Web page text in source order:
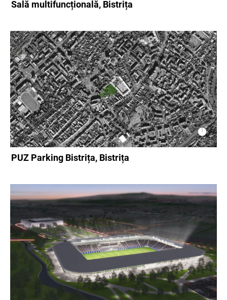
Sală multifuncțională, Bistrița
PUZ Parking Bistrița, Bistrița